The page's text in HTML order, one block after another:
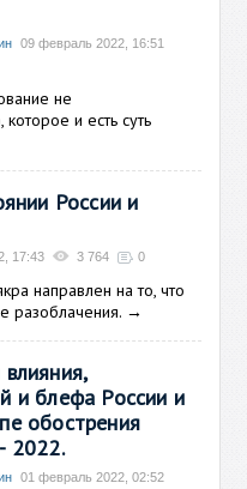
09 февраль 2022, 16:51
не
и есть суть
России и
17:43 3 764 0
направлен на то, что
разоблачения. →
и блефа России и
обострения
2022.
01 февраль 2022, 02:52